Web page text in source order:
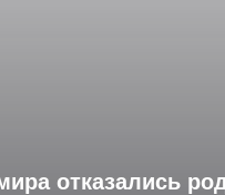
отказались